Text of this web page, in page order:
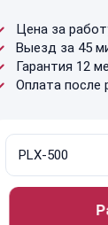
Цена за
Выезд за 45
Гарантия 12
Оплата после